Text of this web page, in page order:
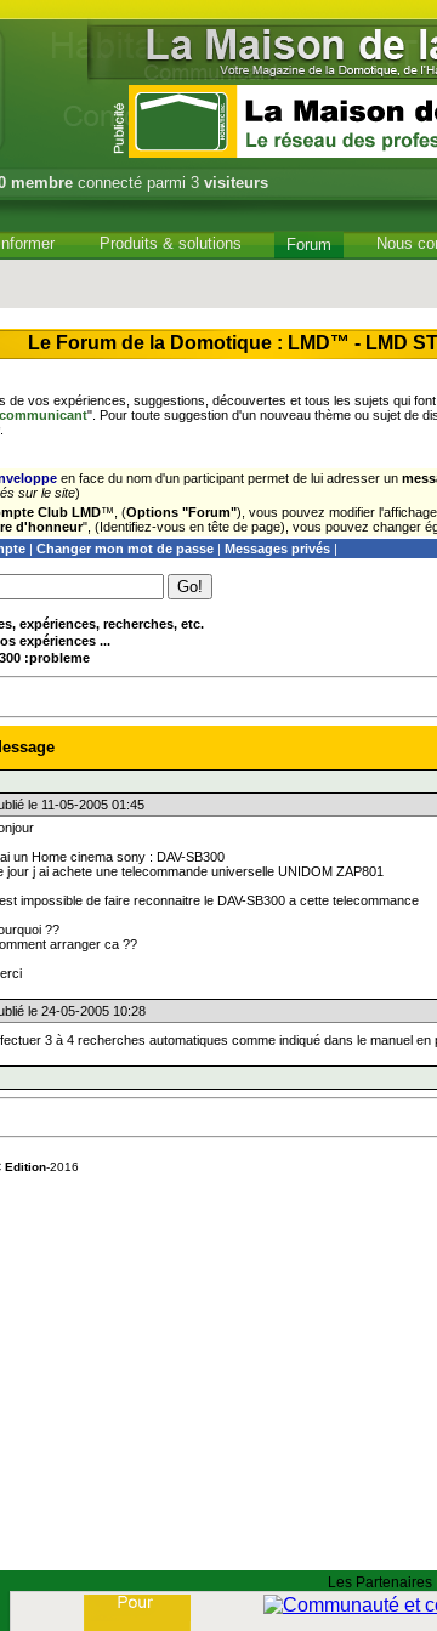
membre connecté parmi 3 visiteurs
Produits & solutions Forum Nous
Le Forum de la Domotique : LMD™ - LMD
de vos expériences, suggestions, découvertes et tous les sujets qui
". Pour toute suggestion d'un nouveau thème ou sujet de
.
en face du nom d'un participant permet de lui adresser un
sur le site)
Club LMD™, (Options "Forum"), vous pouvez modifier
d'honneur", (Identifiez-vous en tête de page), vous pouvez changer
| Changer mon mot de passe | Messages privés |
expériences, recherches, etc.
expériences ...
:probleme
le 11-05-2005 01:45
un Home cinema sony : DAV-SB300
jour j ai achete une telecommande universelle UNIDOM ZAP801
est impossible de faire reconnaitre le DAV-SB300 a cette telecommance
??
arranger ca ??
le 24-05-2005 10:28
3 à 4 recherches automatiques comme indiqué dans le manuel en
Edition-2016
Les Partenaires